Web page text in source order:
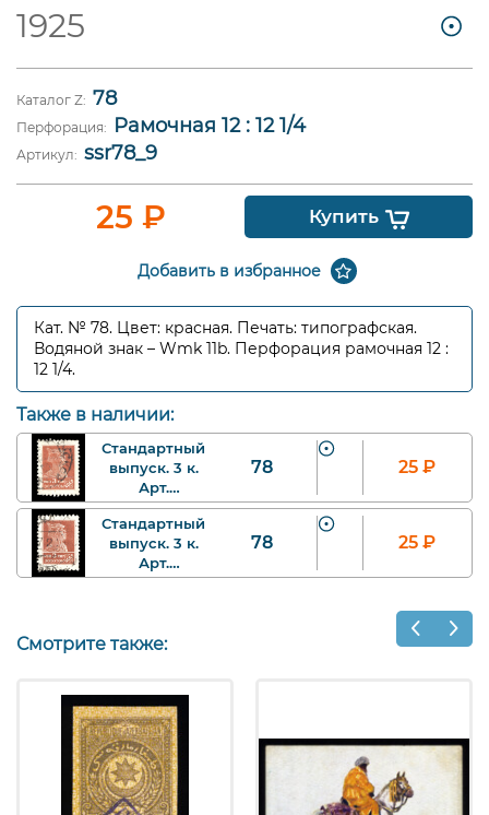
1925
Каталог Z: 78
Перфорация: Рамочная 12 : 12 1/4
Артикул: ssr78_9
25 ₽ Купить
Добавить в избранное
Кат. № 78. Цвет: красная. Печать: типографская.
Водяной знак – Wmk 11b. Перфорация рамочная 12 :
12 1/4.
Также в наличии:
Стандартный
выпуск. 3 к.
Арт.
ssr78_1_baa.
78 25 ₽
Стандартный
выпуск. 3 к.
Арт.
ssr78_2_baa.
78 25 ₽
Смотрите также: